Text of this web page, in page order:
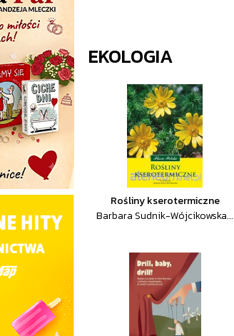
EKOLOGIA
Rośliny kserotermiczne
Barbara Sudnik-Wójcikowska...